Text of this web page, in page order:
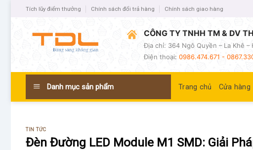
Tích lũy điểm thưởng Chính sách đổi trả hàng Chính sách giao hàng
CÔNG TY TNHH TM & DV
Địa chỉ: 364 Ngô Quyền – La Khê –
Điện thoại: 0986.474.671 -
Danh mục sản phẩm Trang chủ Cửa hàng
TIN TỨC
Đèn Đường LED Module M1 SMD: Giải